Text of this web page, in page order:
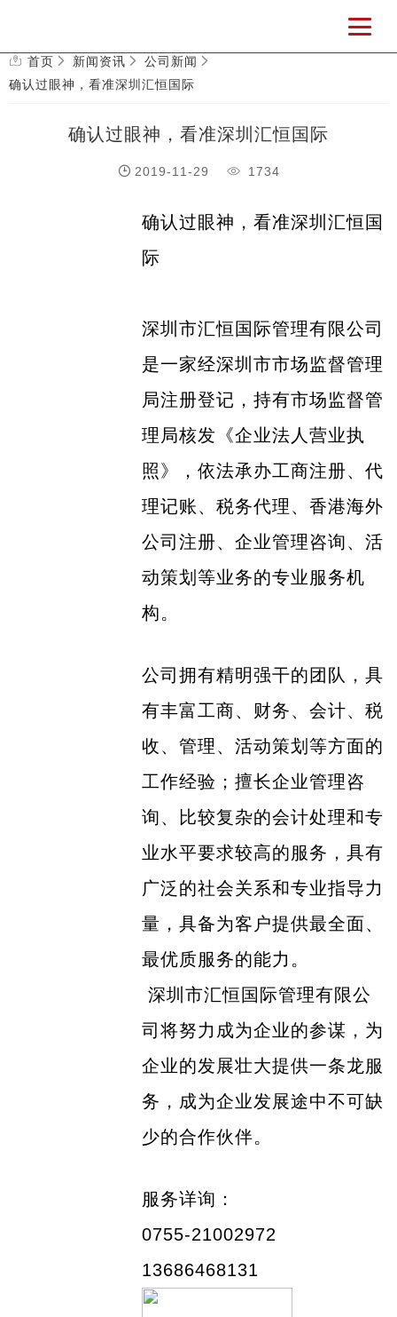
首页 新闻资讯
公司新闻
确认过眼神，看准深圳汇恒国际
确认过眼神，看准深圳汇恒国际
2019-11-29 1734
确认过眼神，看准深圳汇恒国
际
深圳市汇恒国际管理有限公司
是一家经深圳市市场监督管理
局注册登记，持有市场监督管
理局核发《企业法人营业执
照》，依法承办工商注册、代
理记账、税务代理、香港海外
公司注册、企业管理咨询、活
动策划等业务的专业服务机
构。
公司拥有精明强干的团队，具
有丰富工商、财务、会计、税
收、管理、活动策划等方面的
工作经验；擅长企业管理咨
询、比较复杂的会计处理和专
业水平要求较高的服务，具有
广泛的社会关系和专业指导力
量，具备为客户提供最全面、
最优质服务的能力。
深圳市汇恒国际管理有限公
司将努力成为企业的参谋，为
企业的发展壮大提供一条龙服
务，成为企业发展途中不可缺
少的合作伙伴。
服务详询：
0755-21002972
13686468131